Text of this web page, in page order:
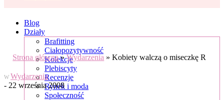
Blog
Działy
Brafitting
Ciałopozytywność
Kolekcje
Plebiscyty
Recenzje
Rynek i moda
Społeczność
Strona główna»Wydarzenia »Kobiety walczą o miseczkę R
W Wydarzenia
- 22 września 2008